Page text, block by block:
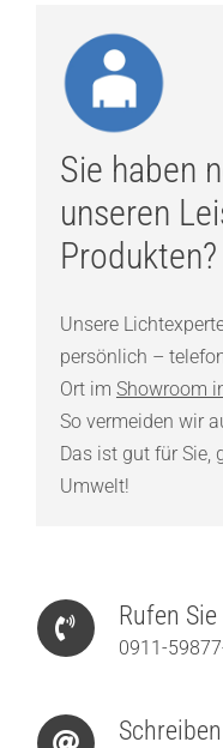
Sie haben
unseren
Produkten?
Unsere
persönlich –
Ort im Showroom
So vermeiden wir
Das ist gut für Sie,
Umwelt!
Rufen
0911-